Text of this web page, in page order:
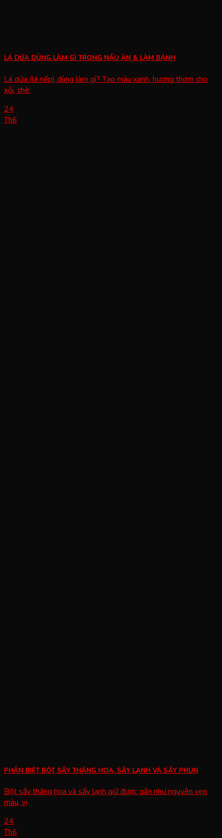
LÁ DỨA DÙNG LÀM GÌ TRONG NẤU ĂN & LÀM BÁNH
Lá dứa (lá nếp) dùng làm gì? Tạo màu xanh, hương thơm cho
xôi, chè,
24
Th6
PHÂN BIỆT BỘT SẤY THĂNG HOA, SẤY LẠNH VÀ SẤY PHUN
Bột sấy thăng hoa và sấy lạnh giữ được gần như nguyên vẹn
màu, vị
24
Th6